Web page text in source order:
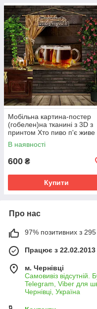
Мобільна картина-постер
(гобелен)на тканині з 3D з
принтом Хто пиво п'є живе
сто років
В наявності
600 ₴
Купити
Про нас
97% позитивних з 295
Працює з 22.02.2013
м. Чернівці
Самовивіз
Telegram, Viber для
Чернівці, Україна